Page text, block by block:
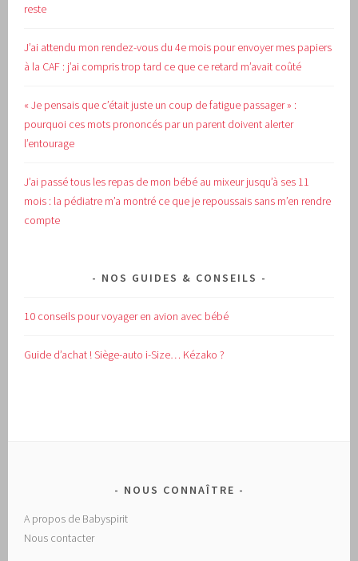
reste
J’ai attendu mon rendez-vous du 4e mois pour envoyer mes papiers
à la CAF : j’ai compris trop tard ce que ce retard m’avait coûté
« Je pensais que c’était juste un coup de fatigue passager » :
pourquoi ces mots prononcés par un parent doivent alerter
l’entourage
J’ai passé tous les repas de mon bébé au mixeur jusqu’à ses 11
mois : la pédiatre m’a montré ce que je repoussais sans m’en rendre
compte
NOS GUIDES & CONSEILS
10 conseils pour voyager en avion avec bébé
Guide d’achat !Siège-auto i-Size… Kézako ?
NOUS CONNAÎTRE
A propos de Babyspirit
Nous contacter